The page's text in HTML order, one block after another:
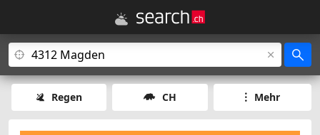
Regen CH Mehr